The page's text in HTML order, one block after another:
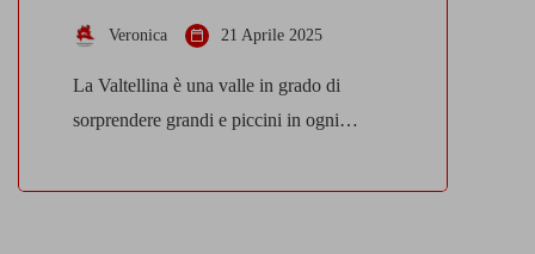
Veronica 21 Aprile 2025
La Valtellina è una valle in grado di
sorprendere grandi e piccini in ogni
autentico, dove la natura, le tradizioni e i